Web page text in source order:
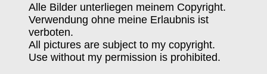
Alle Bilder unterliegen meinem Copyright.
Verwendung ohne meine Erlaubnis ist
verboten.
All pictures are subject to my copyright.
Use without my permission is prohibited.